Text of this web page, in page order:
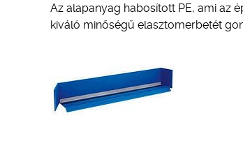
Az alapanyag habosított PE, ami az
kiváló minőségű elasztomerbetét